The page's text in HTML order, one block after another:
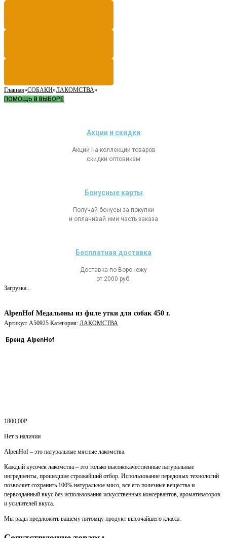
Главная»СОБАКИ»ЛАКОМСТВА»
ПОМОЩЬ В ВЫБОРЕ
Акции и скидки
Акции на коллекции товаров
скидки оптовикам
Бонусные карты
Получай бонусы за покупки
и оплачивай ими часть заказа
Бесплатная доставка
Доставка по Воронежу
от 2000 руб.
Загрузка...
AlpenHof Медальоны из филе утки для собак 450 г.
Артикул: A50925 Категория: ЛАКОМСТВА
Бренд AlpenHof
1800,00Р
Нет в наличии
AlpenHof – это натуральные мясные лакомства.
Каждый кусочек лакомства – это только высококачественные натуральные
ингредиенты, прошедшие строжайший отбор. Использование передовых технологий
позволяет сохранить 100% натуральное мясо, все его полезные вещества и
первозданный вкус без использования искусственных консервантов, ароматизаторов
и усилителей вкуса.
Мы рады предложить вашему питомцу продукт высочайшего класса.